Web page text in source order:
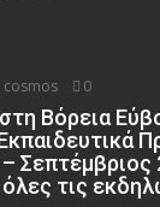
cosmos 0
Βόρεια
Σεπτέμβριος
τις